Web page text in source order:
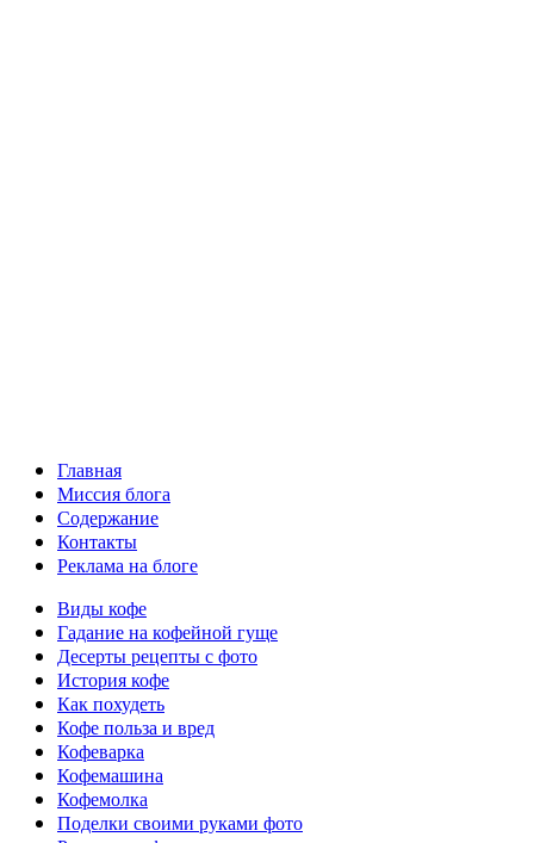
Главная
Миссия блога
Содержание
Контакты
Реклама на блоге
Виды кофе
Гадание на кофейной гуще
Десерты рецепты с фото
История кофе
Как похудеть
Кофе польза и вред
Кофеварка
Кофемашина
Кофемолка
Поделки своими руками фото